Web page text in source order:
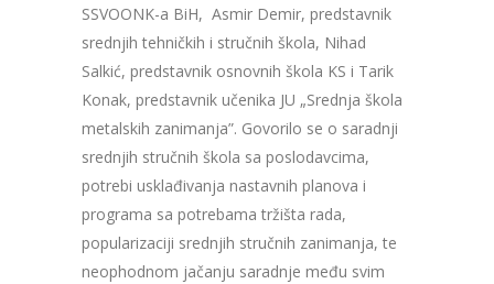
SSVOONK-a BiH, Asmir Demir, predstavnik
srednjih tehničkih i stručnih škola, Nihad
Salkić, predstavnik osnovnih škola KS i Tarik
Konak, predstavnik učenika JU „Srednja škola
metalskih zanimanja”. Govorilo se o saradnji
srednjih stručnih škola sa poslodavcima,
potrebi usklađivanja nastavnih planova i
programa sa potrebama tržišta rada,
popularizaciji srednjih stručnih zanimanja, te
neophodnom jačanju saradnje među svim